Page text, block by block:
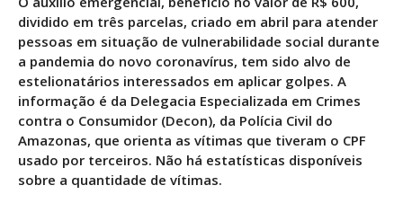
dividido em três parcelas, criado em abril para atender
pessoas em situação de vulnerabilidade social durante
a pandemia do novo coronavírus, tem sido alvo de
estelionatários interessados em aplicar golpes. A
informação é da Delegacia Especializada em Crimes
contra o Consumidor (Decon), da Polícia Civil do
Amazonas, que orienta as vítimas que tiveram o CPF
usado por terceiros. Não há estatísticas disponíveis
sobre a quantidade de vítimas.